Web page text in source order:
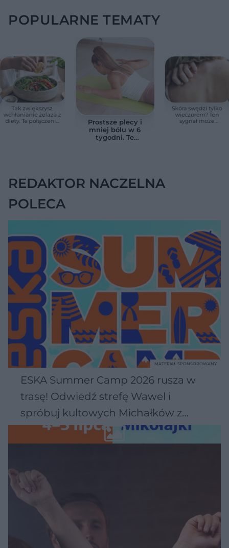
POPULARNE TEMATY
Tak zwiększysz
wchłanianie żelaza z
diety. Te połączenia
Prostsze plecy i
mniej bólu w 6
tygodni. Te
Skóra swędzi tylko
wieczorem? Ten
sygnał może
REDAKTOR NACZELNA
POLECA
ESKA Summer Camp 2026 rusza w
trasę! Odwiedź strefę Wawel i
spróbuj kultowych Michałków z
Wawelu
MATERIAŁ SPONSOROWANY